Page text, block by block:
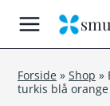
indhold
Forside » Shop »
turkis blå orange